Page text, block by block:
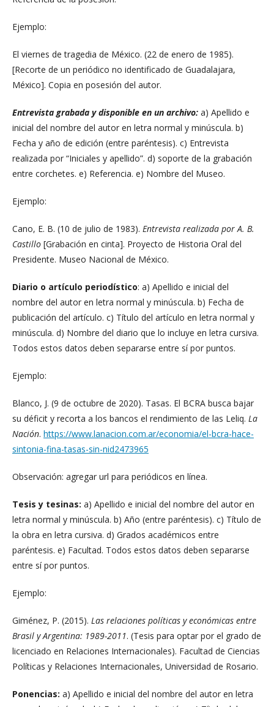
Ejemplo:
El viernes de tragedia de México. (22 de enero de 1985).
[Recorte de un periódico no identificado de Guadalajara,
México]. Copia en posesión del autor.
Entrevista grabada y disponible en un archivo: a) Apellido e
inicial del nombre del autor en letra normal y minúscula. b)
Fecha y año de edición (entre paréntesis). c) Entrevista
realizada por “Iniciales y apellido”. d) soporte de la grabación
entre corchetes. e) Referencia. e) Nombre del Museo.
Ejemplo:
Cano, E. B. (10 de julio de 1983). Entrevista realizada por A. B.
Castillo [Grabación en cinta]. Proyecto de Historia Oral del
Presidente. Museo Nacional de México.
Diario o artículo periodístico: a) Apellido e inicial del
nombre del autor en letra normal y minúscula. b) Fecha de
publicación del artículo. c) Título del artículo en letra normal y
minúscula. d) Nombre del diario que lo incluye en letra cursiva.
Todos estos datos deben separarse entre sí por puntos.
Ejemplo:
Blanco, J. (9 de octubre de 2020). Tasas. El BCRA busca bajar
su déficit y recorta a los bancos el rendimiento de las Leliq. La
Nación. https://www.lanacion.com.ar/economia/el-bcra-hace-
sintonia-fina-tasas-sin-nid2473965
Observación: agregar url para periódicos en línea.
Tesis y tesinas: a) Apellido e inicial del nombre del autor en
letra normal y minúscula. b) Año (entre paréntesis). c) Título de
la obra en letra cursiva. d) Grados académicos entre
paréntesis. e) Facultad. Todos estos datos deben separarse
entre sí por puntos.
Ejemplo:
Giménez, P. (2015). Las relaciones políticas y económicas entre
Brasil y Argentina: 1989-2011. (Tesis para optar por el grado de
licenciado en Relaciones Internacionales). Facultad de Ciencias
Políticas y Relaciones Internacionales, Universidad de Rosario.
Ponencias: a) Apellido e inicial del nombre del autor en letra